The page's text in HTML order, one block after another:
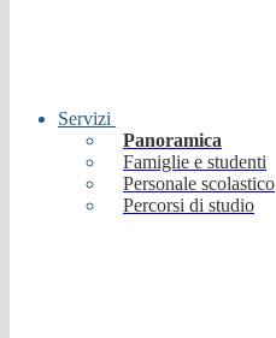
Servizi
Panoramica
Famiglie e studenti
Personale scolastico
Percorsi di studio